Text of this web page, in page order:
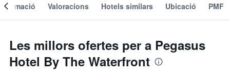
Valoracions Hotels similars Ubicació PMF
Les millors ofertes per a Pegasus
Hotel By The Waterfront